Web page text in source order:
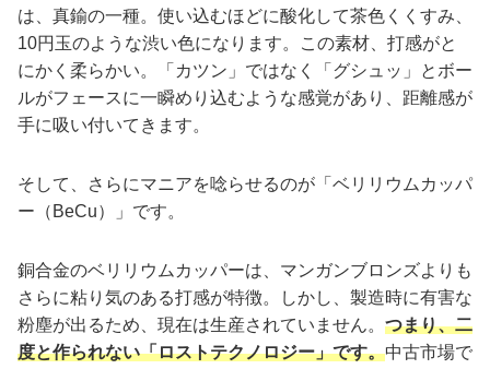
は、真鍮の一種。使い込むほどに酸化して茶色くくすみ、
10円玉のような渋い色になります。この素材、打感がと
にかく柔らかい。「カツン」ではなく「グシュッ」とボー
ルがフェースに一瞬めり込むような感覚があり、距離感が
手に吸い付いてきます。
そして、さらにマニアを唸らせるのが「ベリリウムカッパ
ー（BeCu）」です。
銅合金のベリリウムカッパーは、マンガンブロンズよりも
さらに粘り気のある打感が特徴。しかし、製造時に有害な
粉塵が出るため、現在は生産されていません。 つまり、二
度と作られない「ロストテクノロジー」です。中古市場で